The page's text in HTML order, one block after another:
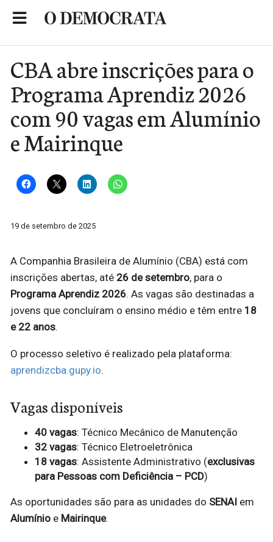
CBA abre inscrições para o
Programa Aprendiz 2026
com 90 vagas em Alumínio
e Mairinque
19 de setembro de 2025
A Companhia Brasileira de Alumínio (CBA) está com
inscrições abertas, até 26 de setembro, para o
Programa Aprendiz 2026. As vagas são destinadas a
jovens que concluíram o ensino médio e têm entre 18
e 22 anos.
O processo seletivo é realizado pela plataforma:
aprendizcba.gupy.io.
Vagas disponíveis
40 vagas: Técnico Mecânico de Manutenção
32 vagas: Técnico Eletroeletrônica
18 vagas: Assistente Administrativo (exclusivas
para Pessoas com Deficiência – PCD)
As oportunidades são para as unidades do SENAI em
Alumínio e Mairinque.